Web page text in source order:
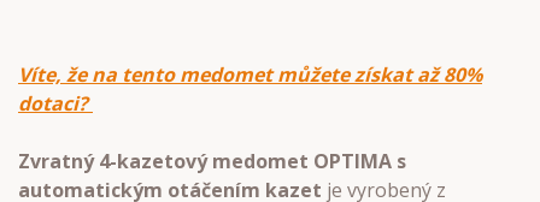
Víte, že na tento medomet můžete získat až 80%
dotaci?
Zvratný 4-kazetový medomet OPTIMA s
automatickým otáčením kazet je vyrobený z